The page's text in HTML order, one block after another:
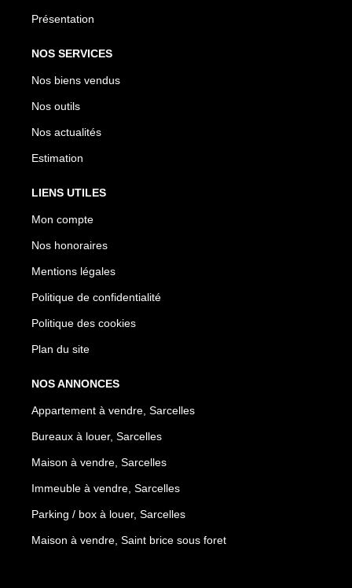
Présentation
NOS SERVICES
Nos biens vendus
Nos outils
Nos actualités
Estimation
LIENS UTILES
Mon compte
Nos honoraires
Mentions légales
Politique de confidentialité
Politique des cookies
Plan du site
NOS ANNONCES
Appartement à vendre, Sarcelles
Bureaux à louer, Sarcelles
Maison à vendre, Sarcelles
Immeuble à vendre, Sarcelles
Parking / box à louer, Sarcelles
Maison à vendre, Saint brice sous foret